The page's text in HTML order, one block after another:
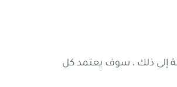
إلى ذلك ، سوف يعتمد كل